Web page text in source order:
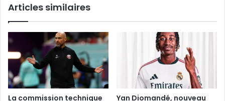
Articles similaires
La commission technique Yan Diomandé, nouveau